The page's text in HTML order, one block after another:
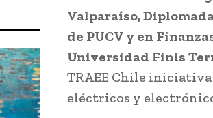
Valparaíso,
de PUCV y en
Universidad Finis
TRAEE Chile
eléctricos y